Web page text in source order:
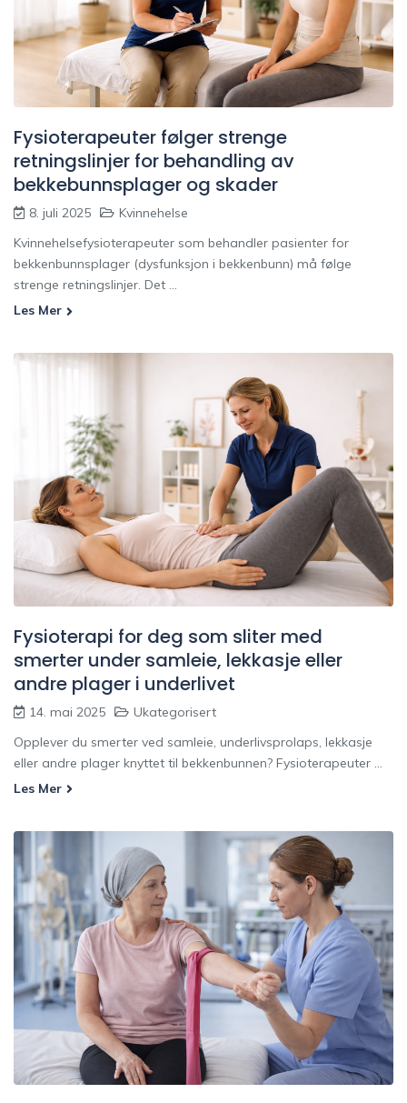
Fysioterapeuter følger strenge
retningslinjer for behandling av
bekkebunnsplager og skader
8. juli 2025
Kvinnehelse
Kvinnehelsefysioterapeuter som behandler pasienter for
bekkenbunnsplager (dysfunksjon i bekkenbunn) må følge
strenge retningslinjer. Det ...
Les Mer
Fysioterapi for deg som sliter med
smerter under samleie, lekkasje eller
andre plager i underlivet
14. mai 2025
Ukategorisert
Opplever du smerter ved samleie, underlivsprolaps, lekkasje
eller andre plager knyttet til bekkenbunnen? Fysioterapeuter ...
Les Mer